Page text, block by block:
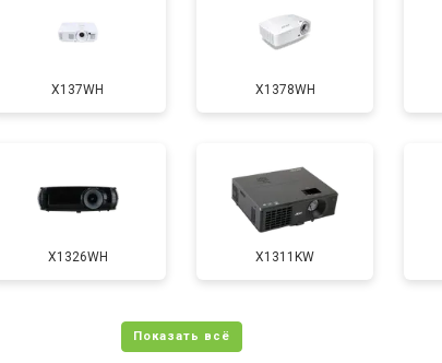
X137WH X1378WH
X1326WH X1311KW